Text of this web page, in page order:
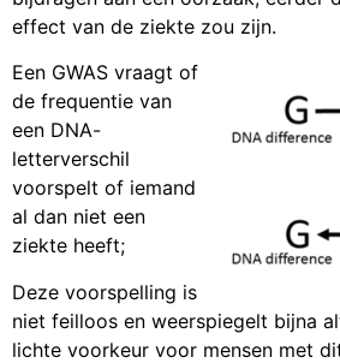
effect van de ziekte zou zijn.
Een GWAS vraagt of
de frequentie van
een DNA-
letterverschil
voorspelt of iemand
al dan niet een
ziekte heeft;
Deze voorspelling is
niet feilloos en weerspiegelt bijna
lichte voorkeur voor mensen met